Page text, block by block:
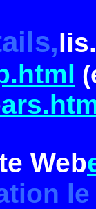
Web
12